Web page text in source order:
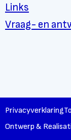
Links
Vraag- en
Privacyverklaring
Ontwerp &